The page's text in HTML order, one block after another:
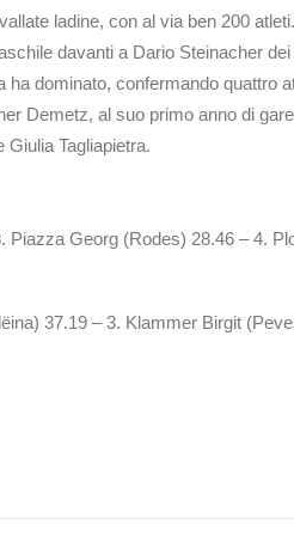
ladine, con al via ben 200
davanti a Dario Steinacher
dominato, confermando quattro
Demetz, al suo primo anno di
Tagliapietra.
Georg (Rodes) 28.46 – 4.
37.19 – 3. Klammer Birgit